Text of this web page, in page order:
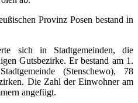
Provinz Posen bestand in
sich in Stadtgemeinden, die
Gutsbezirke. Er bestand am 1.
(Stenschewo), 78
Die Zahl der Einwohner am
angefügt.